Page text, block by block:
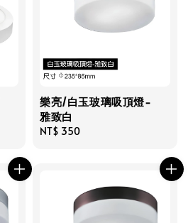
樂亮/白玉玻璃吸頂燈-
雅致白
Regular
NT$ 350